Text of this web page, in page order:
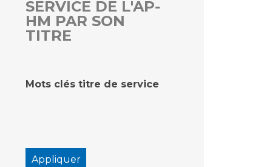
données
sans tabac
SERVICE DE L'AP-
HM PAR SON
TITRE
Mots clés titre de service